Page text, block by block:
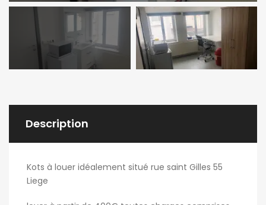
Description
Kots à louer idéalement situé rue saint Gilles 55
Liege